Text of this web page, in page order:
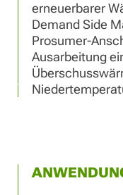
erneuerbarer
Demand Side
Prosumer-
Ausarbeitung